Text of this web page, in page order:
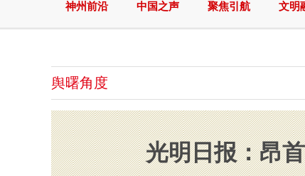
神州前沿 中国之声 聚焦引航 文明
舆曙角度
光明日报：昂